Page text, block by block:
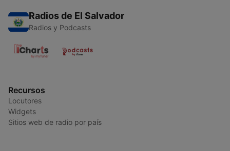
Radios de El Salvador
Radios y Podcasts
Recursos
Locutores
Widgets
Sitios web de radio por país